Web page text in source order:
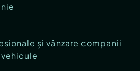
și vânzare companii